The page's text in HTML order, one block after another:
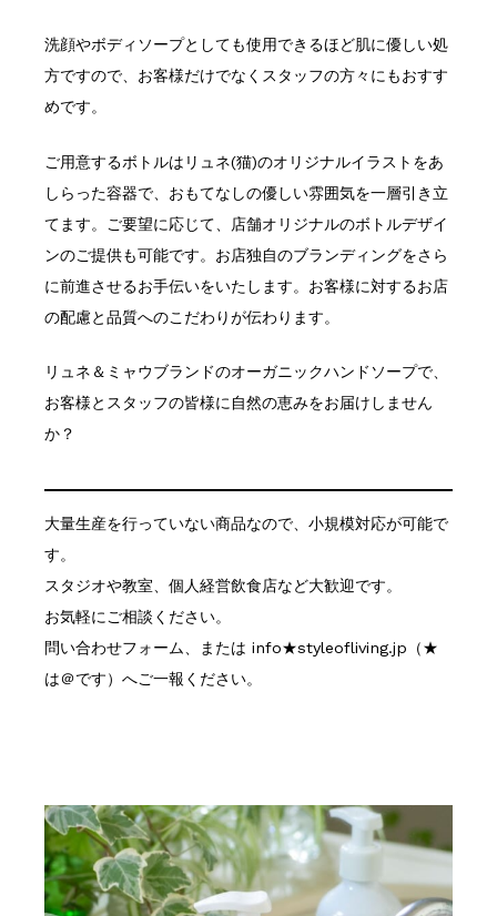
洗顔やボディソープとしても使用できるほど肌に優しい処
方ですので、お客様だけでなくスタッフの方々にもおすす
めです。
ご用意するボトルはリュネ(猫)のオリジナルイラストをあ
しらった容器で、おもてなしの優しい雰囲気を一層引き立
てます。ご要望に応じて、店舗オリジナルのボトルデザイ
ンのご提供も可能です。お店独自のブランディングをさら
に前進させるお手伝いをいたします。お客様に対するお店
の配慮と品質へのこだわりが伝わります。
リュネ＆ミャウブランドのオーガニックハンドソープで、
お客様とスタッフの皆様に自然の恵みをお届けしません
か？
大量生産を行っていない商品なので、小規模対応が可能で
す。
スタジオや教室、個人経営飲食店など大歓迎です。
お気軽にご相談ください。
問い合わせフォーム、または info★styleofliving.jp（★
は＠です）へご一報ください。